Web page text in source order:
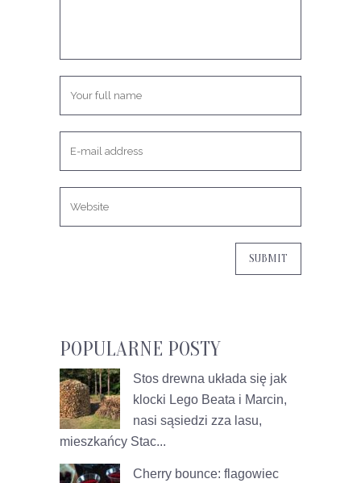
POPULARNE POSTY
Stos drewna układa się jak
klocki Lego Beata i Marcin,
nasi sąsiedzi zza lasu,
mieszkańcy Stac...
Cherry bounce: flagowiec